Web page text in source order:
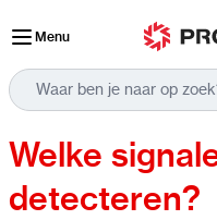
Menu
Welke
detecteren?